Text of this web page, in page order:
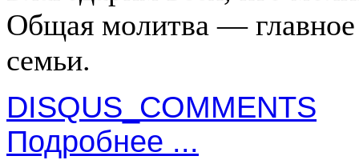
Общая молитва —
семьи.
DISQUS_COMMENTS
Подробнее ...